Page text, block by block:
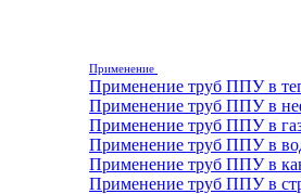
Применение
Применение труб ППУ в
Применение труб ППУ в
Применение труб ППУ в
Применение труб ППУ в
Применение труб ППУ в
Применение труб ППУ в